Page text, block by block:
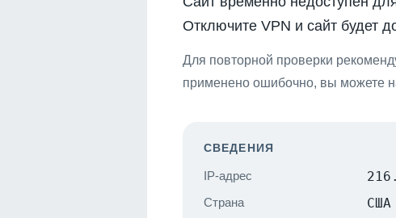
Отключите VPN и сайт будет
Для повторной проверки
применено ошибочно, вы можете
СВЕДЕНИЯ
IP-адрес
Страна